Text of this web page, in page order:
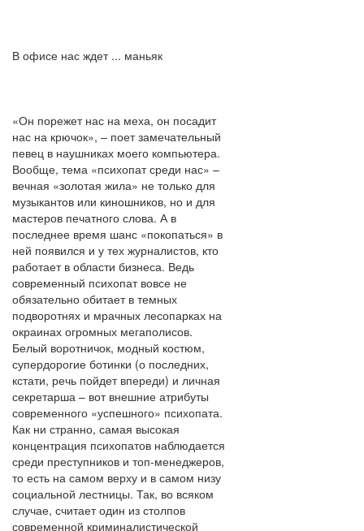
В офисе нас ждет ... маньяк
«Он порежет нас на меха, он посадит
нас на крючок», – поет замечательный
певец в наушниках моего компьютера.
Вообще, тема «психопат среди нас» –
вечная «золотая жила» не только для
музыкантов или киношников, но и для
мастеров печатного слова. А в
последнее время шанс «покопаться» в
ней появился и у тех журналистов, кто
работает в области бизнеса. Ведь
современный психопат вовсе не
обязательно обитает в темных
подворотнях и мрачных лесопарках на
окраинах огромных мегаполисов.
Белый воротничок, модный костюм,
супердорогие ботинки (о последних,
кстати, речь пойдет впереди) и личная
секретарша – вот внешние атрибуты
современного «успешного» психопата.
Как ни странно, самая высокая
концентрация психопатов наблюдается
среди преступников и топ-менеджеров,
то есть на самом верху и в самом низу
социальной лестницы. Так, во всяком
случае, считает один из столпов
современной криминалистической